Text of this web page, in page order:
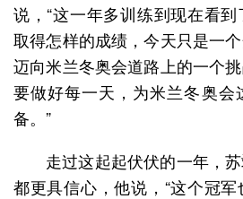
说，“这一年多训练到现在看
取得怎样的成绩，今天只是一
迈向米兰冬奥会道路上的一个
要做好每一天，为米兰冬奥会
备。”
走过这起起伏伏的一年，
都更具信心，他说，“这个冠